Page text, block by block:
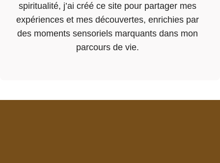
spiritualité, j’ai créé ce site pour partager mes
expériences et mes découvertes, enrichies par
des moments sensoriels marquants dans mon
parcours de vie.